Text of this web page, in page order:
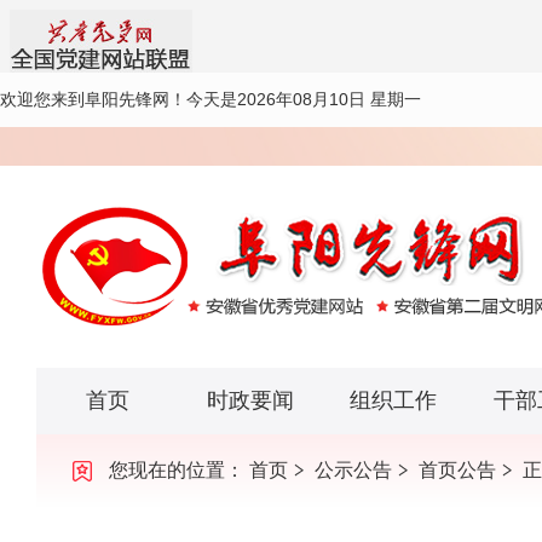
欢迎您来到阜阳先锋网！ 今天是2026年08月10日 星期一
首页 时政要闻 组织工作 干部
您现在的位置： 首页 公示公告 首页公告